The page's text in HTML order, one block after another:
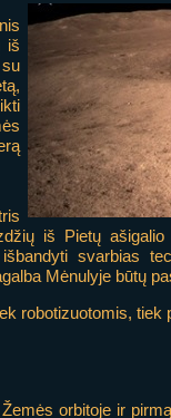
iš
iš Pietų
svarbias
Mėnulyje būtų
robotizuotomis,
orbitoje ir